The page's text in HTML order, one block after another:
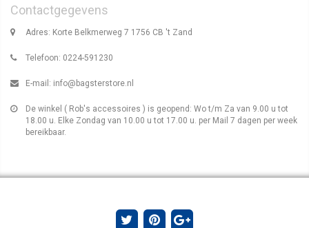
Contactgegevens
Adres: Korte Belkmerweg 7 1756 CB 't Zand
Telefoon: 0224-591230
E-mail: info@bagsterstore.nl
De winkel ( Rob's accessoires ) is geopend: Wo t/m Za van 9.00 u tot
18.00 u. Elke Zondag van 10.00 u tot 17.00 u. per Mail 7 dagen per week
bereikbaar.